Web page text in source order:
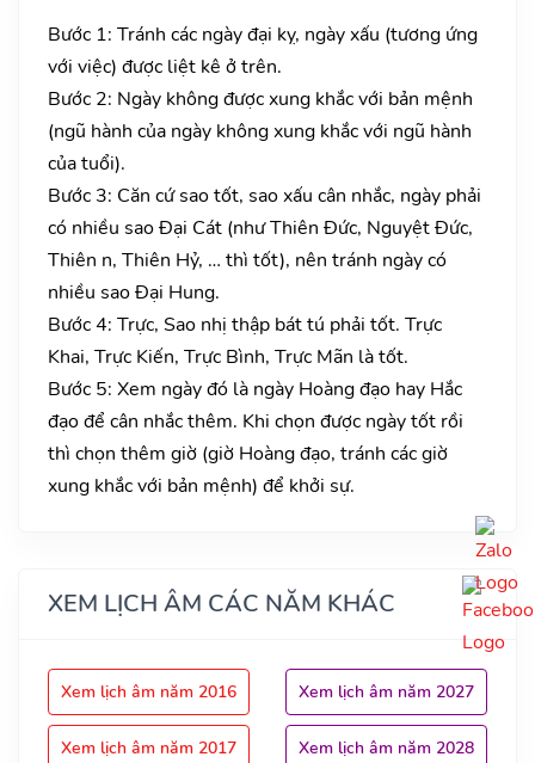
Bước 1: Tránh các ngày đại kỵ, ngày xấu (tương ứng
với việc) được liệt kê ở trên.
Bước 2: Ngày không được xung khắc với bản mệnh
(ngũ hành của ngày không xung khắc với ngũ hành
của tuổi).
Bước 3: Căn cứ sao tốt, sao xấu cân nhắc, ngày phải
có nhiều sao Đại Cát (như Thiên Đức, Nguyệt Đức,
Thiên n, Thiên Hỷ, … thì tốt), nên tránh ngày có
nhiều sao Đại Hung.
Bước 4: Trực, Sao nhị thập bát tú phải tốt. Trực
Khai, Trực Kiến, Trực Bình, Trực Mãn là tốt.
Bước 5: Xem ngày đó là ngày Hoàng đạo hay Hắc
đạo để cân nhắc thêm. Khi chọn được ngày tốt rồi
thì chọn thêm giờ (giờ Hoàng đạo, tránh các giờ
xung khắc với bản mệnh) để khởi sự.
XEM LỊCH ÂM CÁC NĂM KHÁC
Xem lịch âm năm 2016
Xem lịch âm năm 2017
Xem lịch âm năm 2027
Xem lịch âm năm 2028